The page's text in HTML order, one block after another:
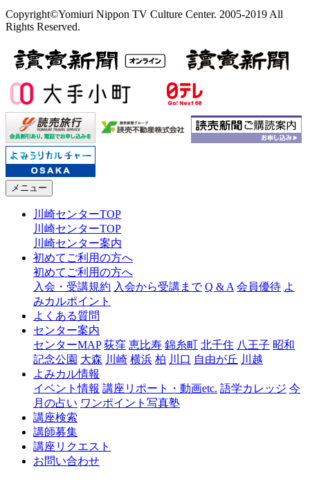
Copyright©Yomiuri Nippon TV Culture Center. 2005-2019 All
Rights Reserved.
メニュー
川崎センターTOP
川崎センターTOP
川崎センター案内
初めてご利用の方へ
初めてご利用の方へ
入会・受講規約 入会から受講まで Q & A 会員優待 よ
みカルポイント
よくある質問
センター案内
センターMAP 荻窪 恵比寿 錦糸町 北千住 八王子 昭和
記念公園 大森 川崎 横浜 柏 川口 自由が丘 川越
よみカル情報
イベント情報 講座リポート・動画etc. 語学カレッジ 今
月の占い ワンポイント写真塾
講座検索
講師募集
講座リクエスト
お問い合わせ